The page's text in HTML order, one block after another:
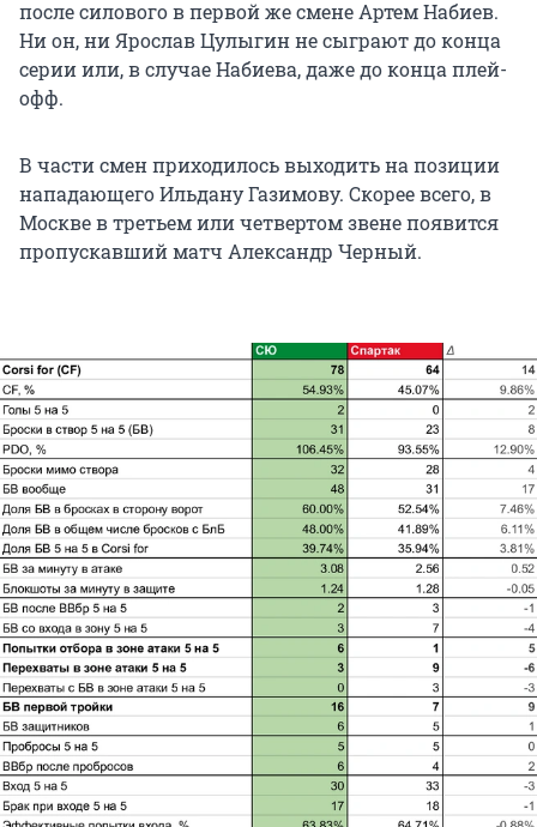
после силового в первой же смене Артем Набиев.
Ни он, ни Ярослав Цулыгин не сыграют до конца
серии или, в случае Набиева, даже до конца плей-
офф.
В части смен приходилось выходить на позиции
нападающего Ильдану Газимову. Скорее всего, в
Москве в третьем или четвертом звене появится
пропускавший матч Александр Черный.